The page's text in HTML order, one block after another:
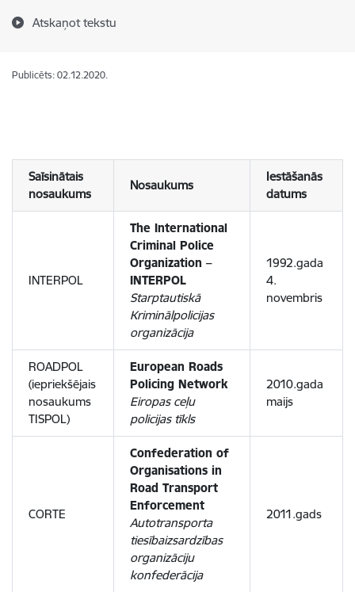
Atskaņot tekstu
Publicēts: 02.12.2020.
Saīsinātais
nosaukums
Nosaukums
Iestāšanās
datums
INTERPOL
The International
Criminal Police
Organization –
INTERPOL
Starptautiskā
Kriminālpolicijas
organizācija
1992.gada
4.
novembris
ROADPOL
(iepriekšējais
nosaukums
TISPOL)
European Roads
Policing Network
Eiropas ceļu
policijas tīkls
2010.gada
maijs
CORTE
Confederation of
Organisations in
Road Transport
Enforcement
Autotransporta
tiesībaizsardzības
organizāciju
konfederācija
2011.gads